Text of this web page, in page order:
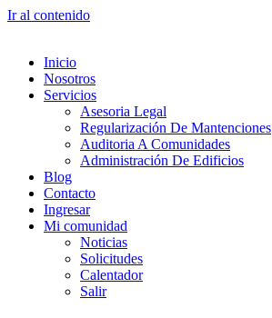
Ir al contenido
Inicio
Nosotros
Servicios
Asesoria Legal
Regularización De Mantenciones
Auditoria A Comunidades
Administración De Edificios
Blog
Contacto
Ingresar
Mi comunidad
Noticias
Solicitudes
Calentador
Salir